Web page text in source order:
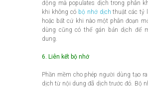
động mà populates dịch trong phân
khi không có bộ nhớ dịch thuật các tỷ
hoặc bất cứ khi nào một phân đoạn
dùng cũng có thể gán bản dịch để
dung.
6. Liên kết bộ nhớ
Phần mềm cho phép người dùng tạo
dịch từ nội dung đã dịch trước đó. Bộ